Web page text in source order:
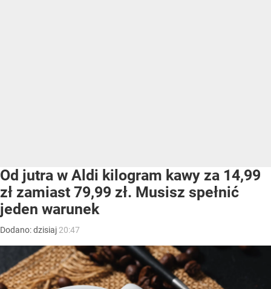
Od jutra w Aldi kilogram kawy za 14,99
zł zamiast 79,99 zł. Musisz spełnić
jeden warunek
Dodano:dzisiaj 20:47